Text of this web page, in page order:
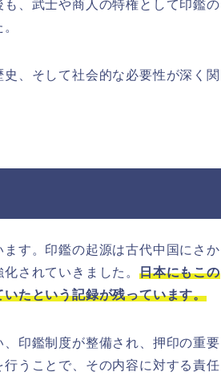
、武士や商人の特権として印鑑の
、そして社会的な必要性が深く関
す。印鑑の起源は古代中国にさか
されていきました。 日本にもこの
たという記録が残っています。
印鑑制度が整備され、押印の重要
うことで、その内容に対する責任